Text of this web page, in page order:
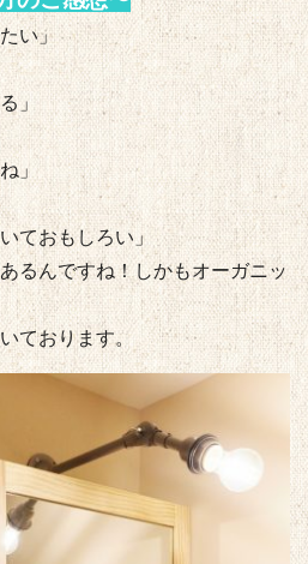
い」
」
」
ておもしろい」
るんですね！しかもオーガニッ
ております。